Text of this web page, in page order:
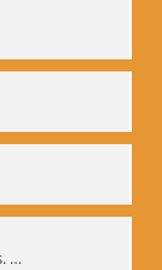
An Evening of Checkov's Vaudevilles. The Evils of Tobacco, The Bear, The Marriage Proposal